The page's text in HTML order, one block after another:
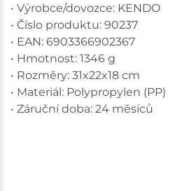
• Výrobce/dovozce: KENDO
• Číslo produktu: 90237
• EAN: 6903366902367
• Hmotnost: 1346 g
• Rozměry: 31x22x18 cm
• Materiál: Polypropylen (PP)
• Záruční doba: 24 měsíců